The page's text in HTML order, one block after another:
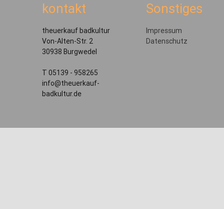
kontakt
theuerkauf badkultur
Von-Alten-Str. 2
30938 Burgwedel
T 05139 - 958265
info@theuerkauf-
badkultur.de
Sonstiges
Impressum
Datenschutz